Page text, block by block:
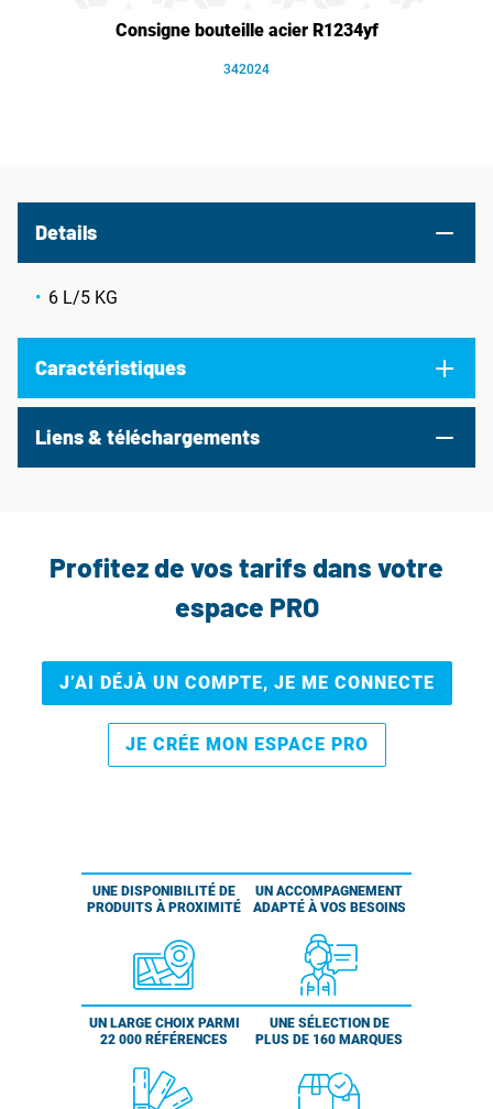
Consigne bouteille acier R1234yf
342024
Details
6 L/5 KG
Caractéristiques
Liens & téléchargements
Profitez de vos tarifs dans votre
espace PRO
J’AI DÉJÀ UN COMPTE, JE ME CONNECTE
JE CRÉE MON ESPACE PRO
UNE DISPONIBILITÉ DE
PRODUITS À PROXIMITÉ
UN ACCOMPAGNEMENT
ADAPTÉ À VOS BESOINS
UN LARGE CHOIX PARMI
22 000 RÉFÉRENCES
UNE SÉLECTION DE
PLUS DE 160 MARQUES